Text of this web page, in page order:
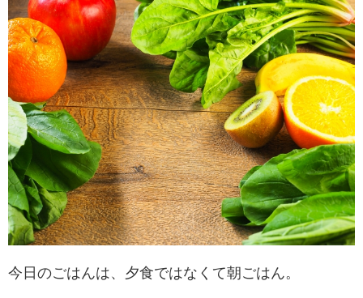
今日のごはんは、夕食ではなくて朝ごはん。